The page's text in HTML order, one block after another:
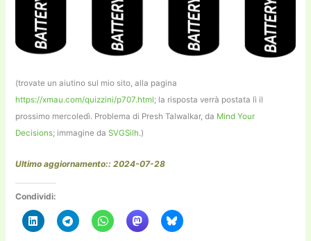
(trovate un aiutino sul mio sito, alla pagina
https://xmau.com/quizzini/p707.html; la risposta verrà postata lì il
prossimo mercoledì. Problema di Presh Talwalkar, da Mind Your
Decisions; immagine daSVGSilh.)
Ultimo aggiornamento:: 2024-07-28
Condividi: